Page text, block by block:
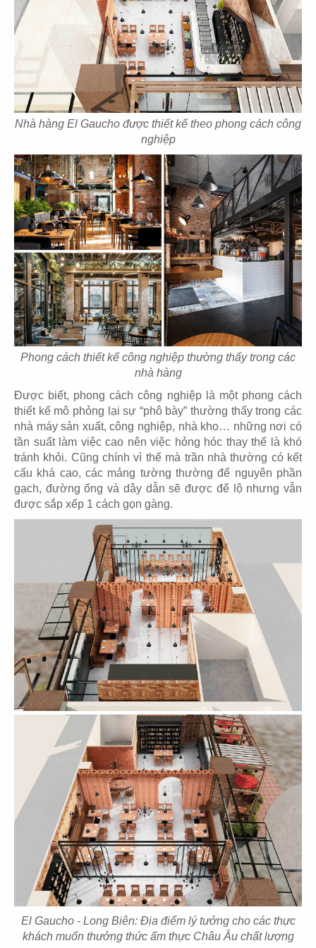
Nhà hàng El Gaucho được thiết kế theo phong cách công
nghiệp
Phong cách thiết kế công nghiệp thường thấy trong các
nhà hàng
Được biết, phong cách công nghiệp là một phong cách
thiết kế mô phỏng lại sự “phô bày” thường thấy trong các
nhà máy sản xuất, công nghiệp, nhà kho… những nơi có
tần suất làm việc cao nên việc hỏng hóc thay thế là khó
tránh khỏi. Cũng chính vì thế mà trần nhà thường có kết
cấu khá cao, các mảng tường thường để nguyên phần
gạch, đường ống và dây dẫn sẽ được để lộ nhưng vẫn
được sắp xếp 1 cách gọn gàng.
El Gaucho - Long Biên: Địa điểm lý tưởng cho các thực
khách muốn thưởng thức ẩm thực Châu Âu chất lượng
21
RRFARN
Văn phòng
22
HỶ LÂM MÔN
Văn phòng
23
NGÂN ANH
Văn phòng
24
VATEL
Văn phòng
25
LONG HẬU
26
LÊ LONG
Văn phòng
27
INCICO
Văn phòng
28
DEUCK
Văn phòng
29
DENSU
Văn phòng
30
USIS
Văn phòng
WHAIL
Văn phòng
32
VIET FIBER
Văn phòng
33
D.A.K.Y
Văn phòng
34
META DJINN
Văn phòng